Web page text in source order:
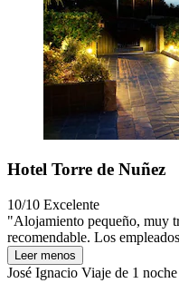
Hotel Torre de Nuñez
10/10 Excelente
"Alojamiento pequeño, muy
recomendable. Los
Leer menos
José Ignacio Viaje de 1 noche